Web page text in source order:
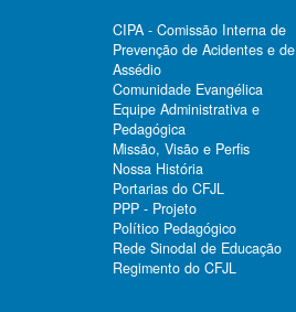
CIPA - Comissão Interna de
Prevenção de Acidentes e de
Assédio
Comunidade Evangélica
Equipe Administrativa e
Pedagógica
Missão, Visão e Perfis
Nossa História
Portarias do CFJL
PPP - Projeto
Político Pedagógico
Rede Sinodal de Educação
Regimento do CFJL